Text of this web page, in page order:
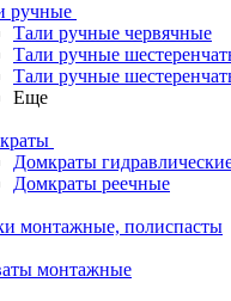
ручные
Тали ручные червячные
Тали ручные
Тали ручные
Еще
Домкраты
Домкраты реечные
монтажные, полиспасты
монтажные